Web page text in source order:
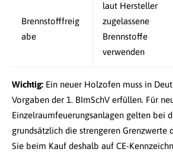
Brennstofffreig
abe
laut Hersteller
zugelassene
Brennstoffe
verwenden
Wichtig: Ein neuer Holzofen muss in
Vorgaben der 1. BImSchV erfüllen. Für
Einzelraumfeuerungsanlagen gelten bei
grundsätzlich die strengeren Grenzwerte
Sie beim Kauf deshalb auf CE-